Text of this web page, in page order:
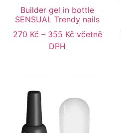
Builder gel in bottle
SENSUAL Trendy nails
270 Kč – 355 Kč včetně
DPH